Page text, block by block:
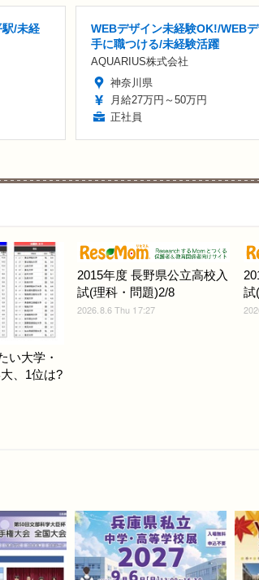
/未経
WEBデザイン未経験OK!/WEB
手に職つける/未経験活躍
AQUARIUS株式会社
神奈川県
月給27万円～50万円
正社員
い大学・
、1位は?
2015年度 長野県公立高校入
試(理科・問題)2/8
2026.8.6 Thu 17:27
試